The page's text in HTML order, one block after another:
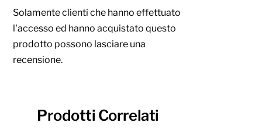
Solamente clienti che hanno effettuato
l'accesso ed hanno acquistato questo
prodotto possono lasciare una
recensione.
Prodotti Correlati